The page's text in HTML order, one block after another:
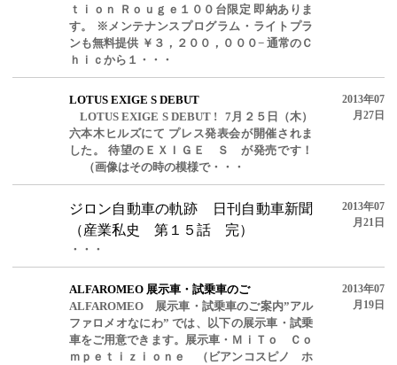
ｔｉｏｎ Ｒｏｕｇｅ１００台限定 即納ありま
す。 ※メンテナンスプログラム・ライトプラ
ンも無料提供 ￥３，２００，０００− 通常のＣ
ｈｉｃから１・・・
LOTUS EXIGE S DEBUT
LOTUS EXIGE S DEBUT ! 7月２５日（木）
六本木ヒルズにて プレス発表会が開催されま
した。 待望のＥＸＩＧＥ Ｓ が発売です！
（画像はその時の模様で・・・
2013年07
月27日
ジロン自動車の軌跡 日刊自動車新聞
（産業私史 第１５話 完）
・・・
2013年07
月21日
ALFAROMEO 展示車・試乗車のご
ALFAROMEO 展示車・試乗車のご案内”アル
ファロメオなにわ” では、以下の展示車・試乗
車をご用意できます。展示車・ＭｉＴｏ Ｃｏ
ｍｐｅｔｉｚｉｏｎｅ （ビアンコスピノ ホ
2013年07
月19日